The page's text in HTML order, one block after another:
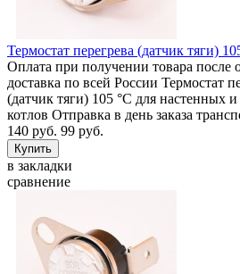
Термостат перегрева (датчик тяги)
Оплата при получении товара после
доставка по всей России Термостат
(датчик тяги) 105 °C для настенных
котлов Отправка в день заказа
140 руб. 99 руб.
в закладки
сравнение